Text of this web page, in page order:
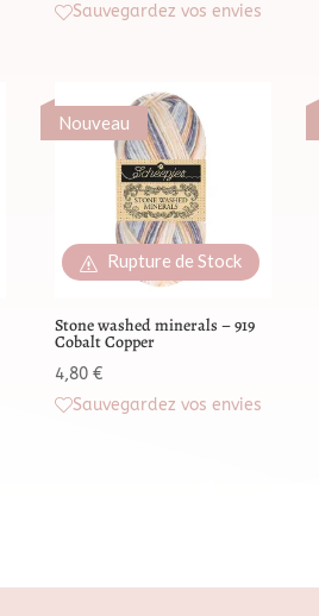
Sauvegardez vos envies
Nouveau
Rupture de Stock
Stone washed minerals – 919
Cobalt Copper
4,80 €
Sauvegardez vos envies